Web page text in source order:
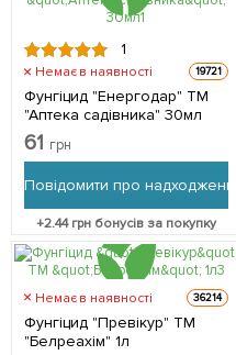
1
Немає в наявності 19721
Фунгіцид "Енергодар" ТМ
"Аптека садівника" 30мл
61 грн
Повідомити про надходження
+2.44грн бонусів за покупку
Немає в наявності 36214
Фунгіцид "Превікур" ТМ
"Белреахім" 1л